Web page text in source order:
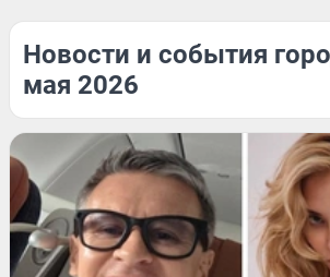
Новости и события
мая 2026